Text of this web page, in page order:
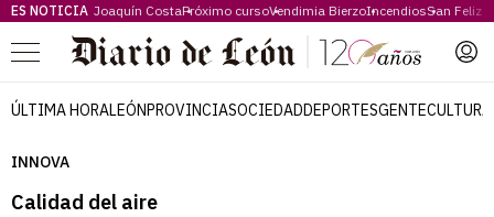
ES NOTICIA Joaquín CostaPróximo cursoVendimia BierzoIncendiosSan Feliz
Menú
ÚLTIMA HORALEÓNPROVINCIASOCIEDADDEPORTESGENTECULTURA
INNOVA
Calidad del aire